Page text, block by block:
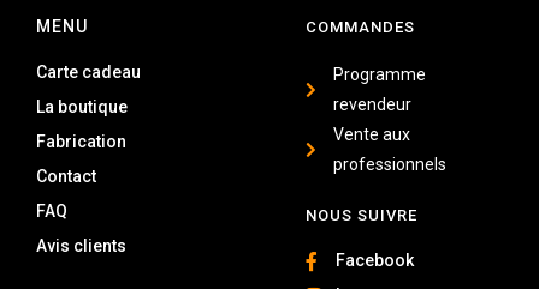
COMMANDES
Programme
revendeur
Vente aux
professionnels
NOUS SUIVRE
Facebook
MENU
Carte cadeau
La boutique
Fabrication
Contact
FAQ
Avis clients